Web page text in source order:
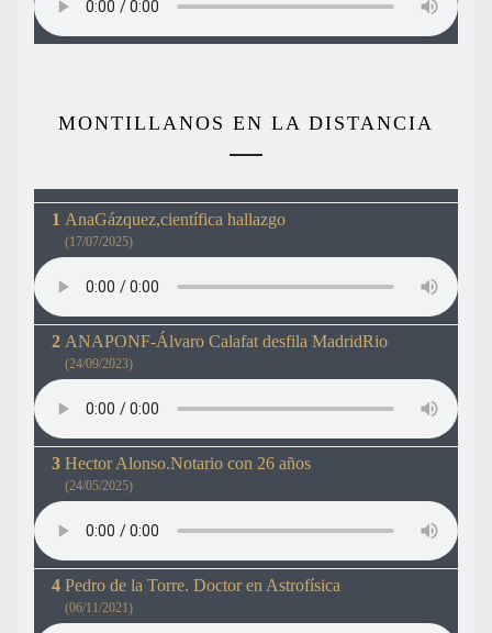
MONTILLANOS EN LA DISTANCIA
AnaGázquez,científica hallazgo
(17/07/2025)
ANAPONF-Álvaro Calafat desfila MadridRio
(24/09/2023)
Hector Alonso.Notario con 26 años
(24/05/2025)
Pedro de la Torre. Doctor en Astrofísica
(06/11/2021)